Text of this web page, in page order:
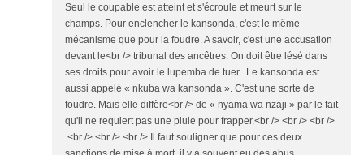
Seul le coupable est atteint et s'écroule et meurt sur le
champs. Pour enclencher le kansonda, c'est le même
mécanisme que pour la foudre. A savoir, c'est une accusation
devant le<br /> tribunal des ancêtres. On doit être lésé dans
ses droits pour avoir le lupemba de tuer...Le kansonda est
aussi appelé « nkuba wa kansonda ». C'est une sorte de
foudre. Mais elle diffère<br /> de « nyama wa nzaji » par le fait
qu'il ne requiert pas une pluie pour frapper.<br /> <br /> <br />
<br /> <br /> <br /> Il faut souligner que pour ces deux